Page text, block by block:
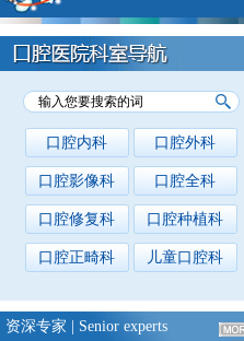
口腔内科 口腔外科
口腔影像科 口腔全科
口腔修复科 口腔种植科
口腔正畸科 儿童口腔科
资深专家 | Senior experts